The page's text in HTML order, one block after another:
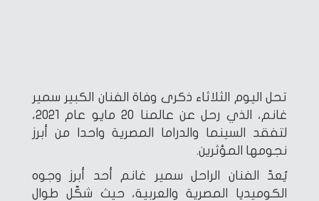
تحل اليوم الثلاثاء ذكرى وفاة الفنان الكبير سمير
غانم، الذي رحل عن عالمنا 20 مايو عام 2021،
لتفقد السينما والدراما المصرية واحدا من أبرز
نجومها المؤثرين.
يُعدّ الفنان الراحل سمير غانم أحد أبرز وجوه
الكوميديا المصرية والعربية، حيث شكّل طوال